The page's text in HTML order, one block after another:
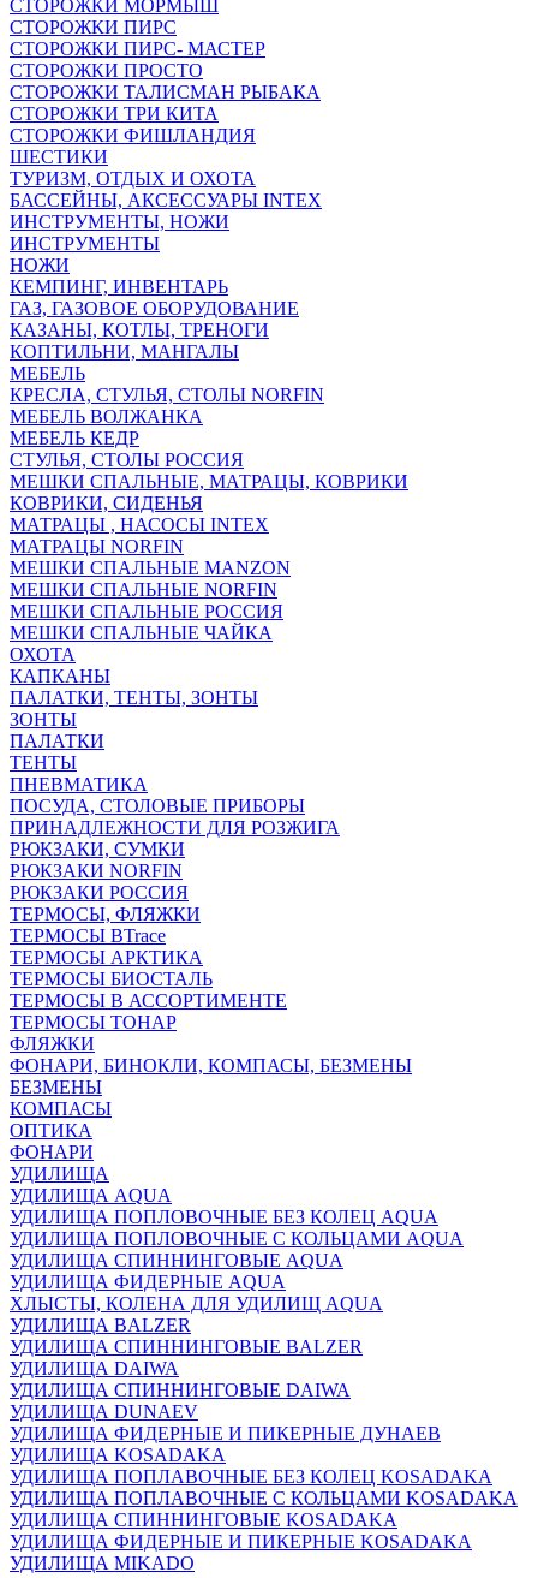
СТОРОЖКИ МОРМЫШ
СТОРОЖКИ ПИРС
СТОРОЖКИ ПИРС- МАСТЕР
СТОРОЖКИ ПРОСТО
СТОРОЖКИ ТАЛИСМАН РЫБАКА
СТОРОЖКИ ТРИ КИТА
СТОРОЖКИ ФИШЛАНДИЯ
ШЕСТИКИ
ТУРИЗМ, ОТДЫХ И ОХОТА
БАССЕЙНЫ, АКСЕССУАРЫ INTEX
ИНСТРУМЕНТЫ, НОЖИ
ИНСТРУМЕНТЫ
НОЖИ
КЕМПИНГ, ИНВЕНТАРЬ
ГАЗ, ГАЗОВОЕ ОБОРУДОВАНИЕ
КАЗАНЫ, КОТЛЫ, ТРЕНОГИ
КОПТИЛЬНИ, МАНГАЛЫ
МЕБЕЛЬ
КРЕСЛА, СТУЛЬЯ, СТОЛЫ NORFIN
МЕБЕЛЬ ВОЛЖАНКА
МЕБЕЛЬ КЕДР
СТУЛЬЯ, СТОЛЫ РОССИЯ
МЕШКИ СПАЛЬНЫЕ, МАТРАЦЫ, КОВРИКИ
КОВРИКИ, СИДЕНЬЯ
МАТРАЦЫ , НАСОСЫ INTEX
МАТРАЦЫ NORFIN
МЕШКИ СПАЛЬНЫЕ MANZON
МЕШКИ СПАЛЬНЫЕ NORFIN
МЕШКИ СПАЛЬНЫЕ РОССИЯ
МЕШКИ СПАЛЬНЫЕ ЧАЙКА
ОХОТА
КАПКАНЫ
ПАЛАТКИ, ТЕНТЫ, ЗОНТЫ
ЗОНТЫ
ПАЛАТКИ
ТЕНТЫ
ПНЕВМАТИКА
ПОСУДА, СТОЛОВЫЕ ПРИБОРЫ
ПРИНАДЛЕЖНОСТИ ДЛЯ РОЗЖИГА
РЮКЗАКИ, СУМКИ
РЮКЗАКИ NORFIN
РЮКЗАКИ РОССИЯ
ТЕРМОСЫ, ФЛЯЖКИ
ТЕРМОСЫ BTrace
ТЕРМОСЫ АРКТИКА
ТЕРМОСЫ БИОСТАЛЬ
ТЕРМОСЫ В АССОРТИМЕНТЕ
ТЕРМОСЫ ТОНАР
ФЛЯЖКИ
ФОНАРИ, БИНОКЛИ, КОМПАСЫ, БЕЗМЕНЫ
БЕЗМЕНЫ
КОМПАСЫ
ОПТИКА
ФОНАРИ
УДИЛИЩА
УДИЛИЩА AQUA
УДИЛИЩА ПОПЛОВОЧНЫЕ БЕЗ КОЛЕЦ AQUA
УДИЛИЩА ПОПЛОВОЧНЫЕ С КОЛЬЦАМИ AQUA
УДИЛИЩА СПИННИНГОВЫЕ AQUA
УДИЛИЩА ФИДЕРНЫЕ AQUA
ХЛЫСТЫ, КОЛЕНА ДЛЯ УДИЛИЩ AQUA
УДИЛИЩА BALZER
УДИЛИЩА СПИННИНГОВЫЕ BALZER
УДИЛИЩА DAIWA
УДИЛИЩА СПИННИНГОВЫЕ DAIWA
УДИЛИЩА DUNAEV
УДИЛИЩА ФИДЕРНЫЕ И ПИКЕРНЫЕ ДУНАЕВ
УДИЛИЩА KOSADAKA
УДИЛИЩА ПОПЛАВОЧНЫЕ БЕЗ КОЛЕЦ KOSADAKA
УДИЛИЩА ПОПЛАВОЧНЫЕ С КОЛЬЦАМИ KOSADAKA
УДИЛИЩА СПИННИНГОВЫЕ KOSADAKA
УДИЛИЩА ФИДЕРНЫЕ И ПИКЕРНЫЕ KOSADAKA
УДИЛИЩА MIKADO